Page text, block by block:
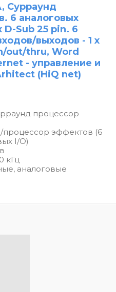
Сурраунд
6 аналоговых
Sub 25 pin. 6
выходов - 1 х
out/thru, Word
- управление и
(HiQ net)
процессор
эффектов (6
I/O)
кГц
аналоговые